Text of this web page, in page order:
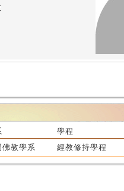
學程
佛教學系 經教修持學程